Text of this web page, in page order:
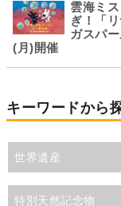
雲海ミ
ぎ！「
ガスパ
(月)開催
キーワードから
世界遺産
特別天然記念物